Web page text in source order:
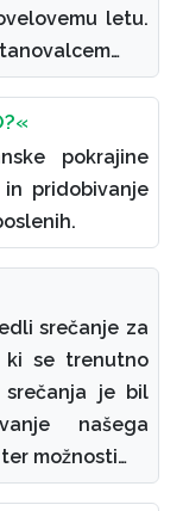
letu.
pokrajine
pridobivanje
srečanje za
ki se trenutno
srečanja je bil
našega
možnosti…